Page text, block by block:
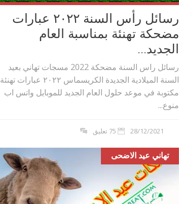
رسائل رأس السنة ٢٠٢٢ عبارات
مضحكة تهنئة بمناسبة العام
الجديد...
رسائل راس السنة مضحكة 2022 مسجات تهاني بعيد
السنة الميلادية الجديدة الكريسماس ٢٠٢٢ عبارات تهنئة
مكتوبة في موعد حلول العام الجديد للموبايل واتس اب
منوع...
28/12/2021 75 تعليق
تهاني عيد الاضحى